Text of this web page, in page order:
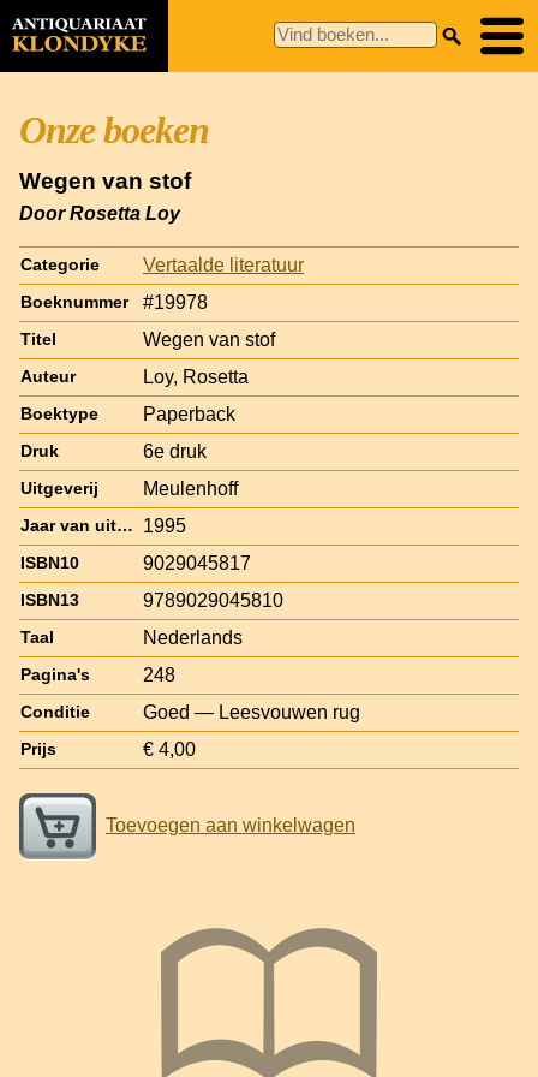
Onze boeken
Wegen van stof
Door Rosetta Loy
Categorie Vertaalde literatuur
Boeknummer #19978
Titel Wegen van stof
Auteur Loy, Rosetta
Boektype Paperback
Druk 6e druk
Uitgeverij Meulenhoff
Jaar van uitgave 1995
ISBN10 9029045817
ISBN13 9789029045810
Taal Nederlands
Pagina's 248
Conditie Goed — Leesvouwen rug
Prijs € 4,00
Toevoegen aan winkelwagen